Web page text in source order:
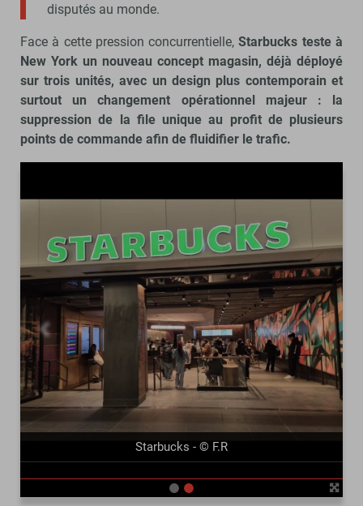
disputés au monde.
Face à cette pression concurrentielle, Starbucks teste à
New York un nouveau concept magasin, déjà déployé
sur trois unités, avec un design plus contemporain et
surtout un changement opérationnel majeur : la
suppression de la file unique au profit de plusieurs
points de commande afin de fluidifier le trafic.
Starbucks - © F.R
précédent suivant